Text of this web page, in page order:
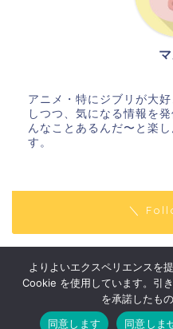
アニメ・特にジブリが大
しつつ、気になる情報を
んなことあるんだ〜と楽
す。
＼
プライバシーポ
2018–2026 はり
よりよいエクスペリエンスを
Cookie を使用しています。引
を承諾したも
同意します
同意しま